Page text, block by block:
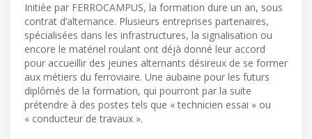
Initiée par FERROCAMPUS, la formation dure un an, sous
contrat d’alternance. Plusieurs entreprises partenaires,
spécialisées dans les infrastructures, la signalisation ou
encore le matériel roulant ont déjà donné leur accord
pour accueillir des jeunes alternants désireux de se former
aux métiers du ferroviaire. Une aubaine pour les futurs
diplômés de la formation, qui pourront par la suite
prétendre à des postes tels que « technicien essai » ou
« conducteur de travaux ».